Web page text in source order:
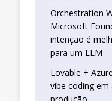
Orchestration
Microsoft
intenção é
para um LLM
Lovable +
vibe coding